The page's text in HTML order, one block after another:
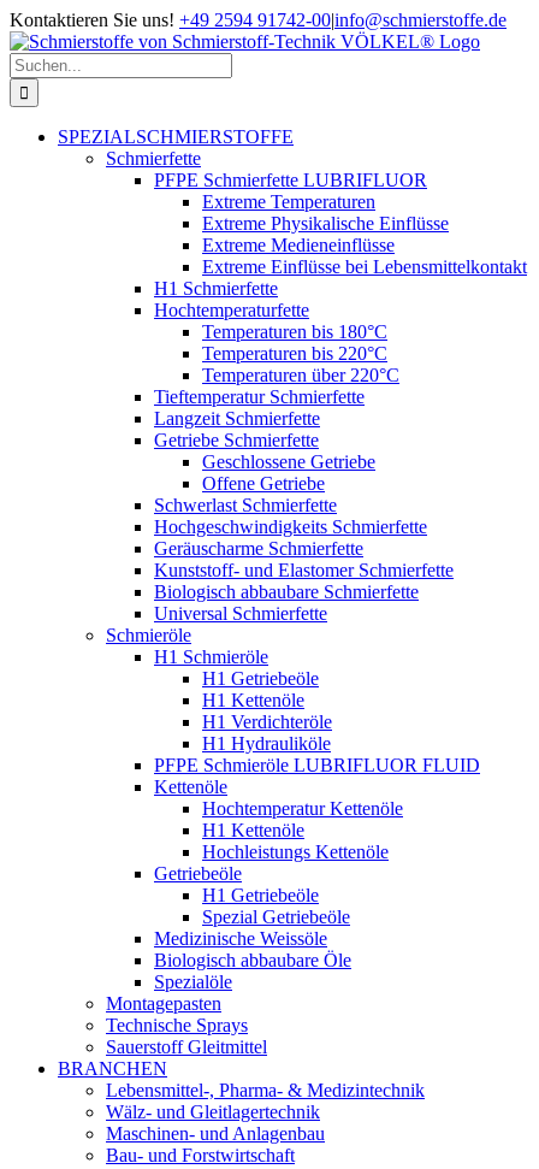
Zum
Inhalt
springen
Kontaktieren Sie uns! +49 2594 91742-00|info@schmierstoffe.de
Suche
nach:
SPEZIALSCHMIERSTOFFE
Schmierfette
PFPE Schmierfette LUBRIFLUOR
Extreme Temperaturen
Extreme Physikalische Einflüsse
Extreme Medieneinflüsse
Extreme Einflüsse bei Lebensmittelkontakt
H1 Schmierfette
Hochtemperaturfette
Temperaturen bis 180°C
Temperaturen bis 220°C
Temperaturen über 220°C
Tieftemperatur Schmierfette
Langzeit Schmierfette
Getriebe Schmierfette
Geschlossene Getriebe
Offene Getriebe
Schwerlast Schmierfette
Hochgeschwindigkeits Schmierfette
Geräuscharme Schmierfette
Kunststoff- und Elastomer Schmierfette
Biologisch abbaubare Schmierfette
Universal Schmierfette
Schmieröle
H1 Schmieröle
H1 Getriebeöle
H1 Kettenöle
H1 Verdichteröle
H1 Hydrauliköle
PFPE Schmieröle LUBRIFLUOR FLUID
Kettenöle
Hochtemperatur Kettenöle
H1 Kettenöle
Hochleistungs Kettenöle
Getriebeöle
H1 Getriebeöle
Spezial Getriebeöle
Medizinische Weissöle
Biologisch abbaubare Öle
Spezialöle
Montagepasten
Technische Sprays
Sauerstoff Gleitmittel
BRANCHEN
Lebensmittel-, Pharma- & Medizintechnik
Wälz- und Gleitlagertechnik
Maschinen- und Anlagenbau
Bau- und Forstwirtschaft